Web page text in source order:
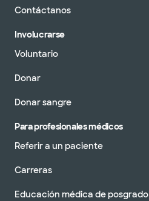
Contáctanos
Involucrarse
Voluntario
Donar
Donar sangre
Para profesionales médicos
Referir a un paciente
Carreras
Educación médica de posgrado